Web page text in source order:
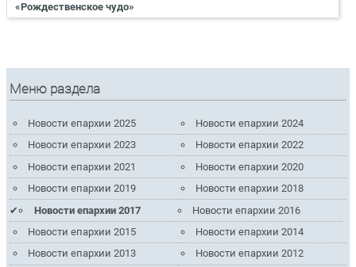
«Рождественское чудо»
Меню раздела
Новости епархии 2025
Новости епархии 2024
Новости епархии 2023
Новости епархии 2022
Новости епархии 2021
Новости епархии 2020
Новости епархии 2019
Новости епархии 2018
Новости епархии 2017
Новости епархии 2016
Новости епархии 2015
Новости епархии 2014
Новости епархии 2013
Новости епархии 2012